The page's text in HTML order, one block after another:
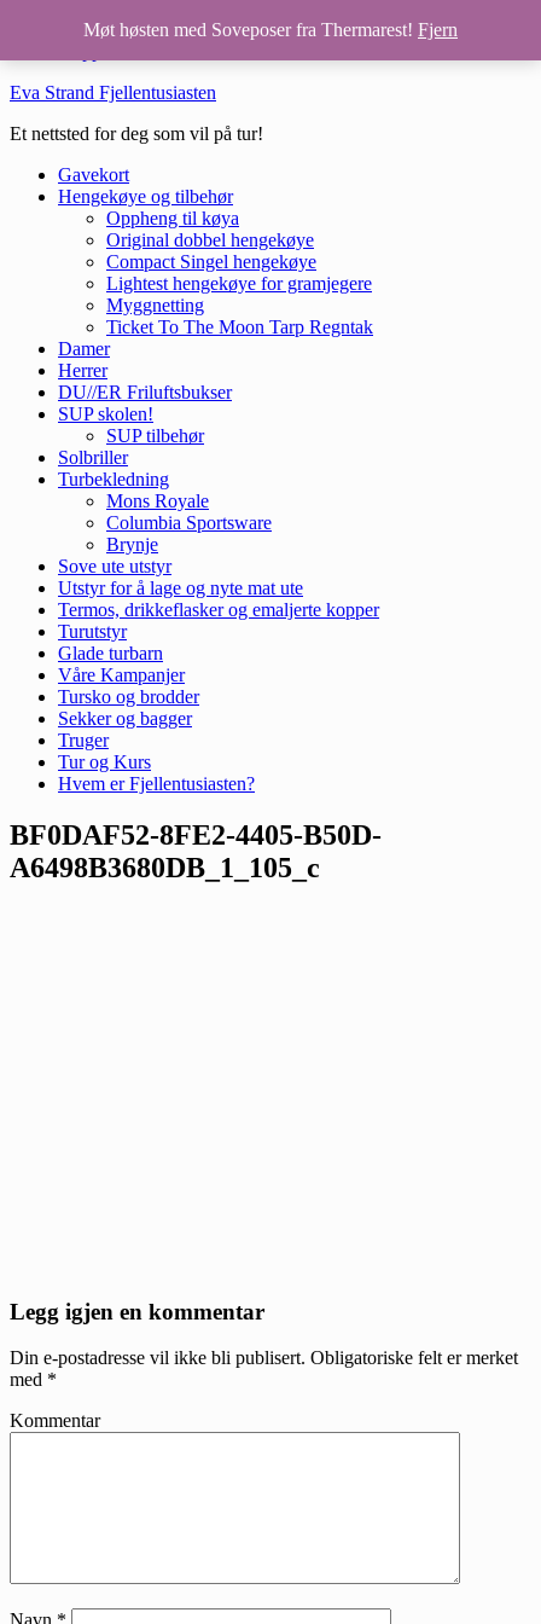
Hopp til hovedinnhold
Eva Strand Fjellentusiasten
Et nettsted for deg som vil på tur!
Gavekort
Hengekøye og tilbehør
Oppheng til køya
Original dobbel hengekøye
Compact Singel hengekøye
Lightest hengekøye for gramjegere
Myggnetting
Ticket To The Moon Tarp Regntak
Damer
Herrer
DU//ER Friluftsbukser
SUP skolen!
SUP tilbehør
Solbriller
Turbekledning
Mons Royale
Columbia Sportsware
Brynje
Sove ute utstyr
Utstyr for å lage og nyte mat ute
Termos, drikkeflasker og emaljerte kopper
Turutstyr
Glade turbarn
Våre Kampanjer
Tursko og brodder
Sekker og bagger
Truger
Tur og Kurs
Hvem er Fjellentusiasten?
BF0DAF52-8FE2-4405-B50D-
A6498B3680DB_1_105_c
Reader
Legg igjen en kommentar
Din e-postadresse vil ikke bli publisert. Obligatoriske felt er merket
med *
Kommentar
Møt høsten med Soveposer fra Thermarest! Fjern